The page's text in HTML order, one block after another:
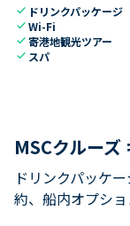
check ドリンクパッケージ
checkWi-Fi
check寄港地観光ツアー
check スパ
MSCクルー
ドリンクパッケ
約、船内オプショ